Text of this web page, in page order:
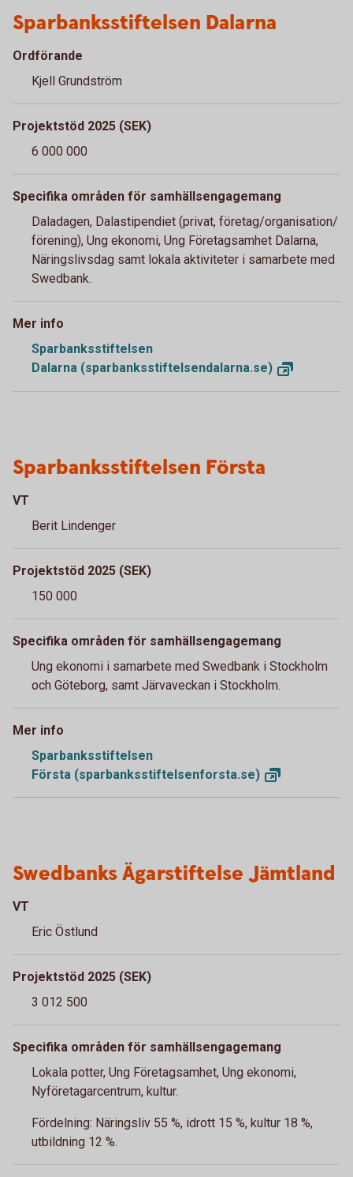
Sparbanksstiftelsen Dalarna
Ordförande
Kjell Grundström
Projektstöd 2025 (SEK)
6 000 000
Specifika områden för samhällsengagemang
Daladagen, Dalastipendiet (privat, företag/organisation/
förening), Ung ekonomi, Ung Företagsamhet Dalarna,
Näringslivsdag samt lokala aktiviteter i samarbete med
Swedbank.
Mer info
Sparbanksstiftelsen
Dalarna (sparbanksstiftelsendalarna.se)
Sparbanksstiftelsen Första
VT
Berit Lindenger
Projektstöd 2025 (SEK)
150 000
Specifika områden för samhällsengagemang
Ung ekonomi i samarbete med Swedbank i Stockholm
och Göteborg, samt Järvaveckan i Stockholm.
Mer info
Sparbanksstiftelsen
Första (sparbanksstiftelsenforsta.se)
Swedbanks Ägarstiftelse Jämtland
VT
Eric Östlund
Projektstöd 2025 (SEK)
3 012 500
Specifika områden för samhällsengagemang
Lokala potter, Ung Företagsamhet, Ung ekonomi,
Nyföretagarcentrum, kultur.
Fördelning: Näringsliv 55 %, idrott 15 %, kultur 18 %,
utbildning 12 %.